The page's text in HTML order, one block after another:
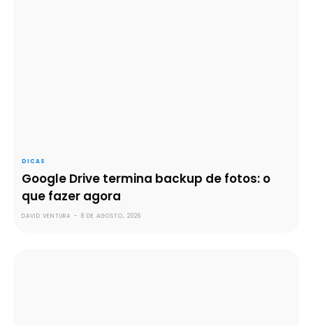
DICAS
Google Drive termina backup de fotos: o
que fazer agora
DAVID VENTURA - 8 DE AGOSTO, 2026